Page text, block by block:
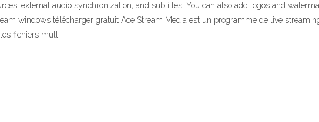
external audio synchronization, and subtitles. You can also add logos and
windows télécharger gratuit Ace Stream Media est un programme de live
fichiers multi